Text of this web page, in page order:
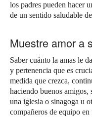
los padres pueden hacer
de un sentido saludable
Muestre amor a
Saber cuánto la amas le
y pertenencia que es
medida que crezca,
haciendo buenos amigos,
una iglesia o sinagoga u
compañeros de equipo